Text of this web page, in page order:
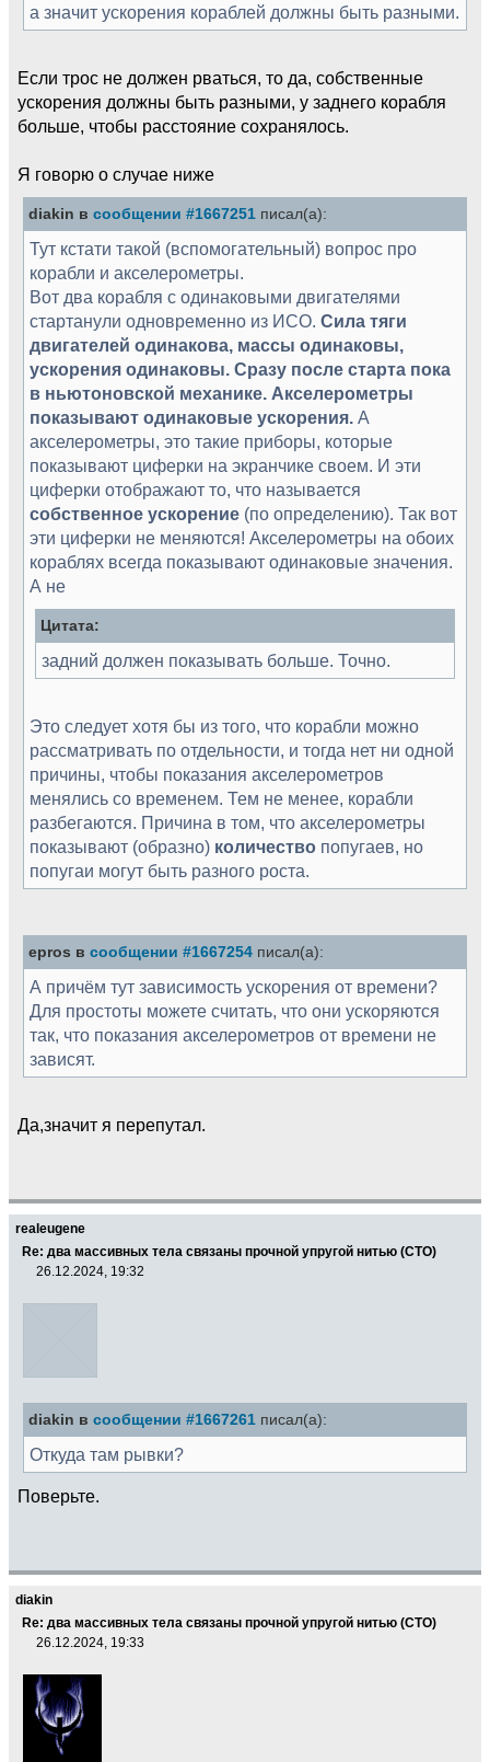
а значит ускорения кораблей должны быть разными.
Если трос не должен рваться, то да, собственные
ускорения должны быть разными, у заднего корабля
больше, чтобы расстояние сохранялось.
Я говорю о случае ниже
diakin в сообщении #1667251 писал(а):
Тут кстати такой (вспомогательный) вопрос про
корабли и акселерометры.
Вот два корабля с одинаковыми двигателями
стартанули одновременно из ИСО. Сила тяги
двигателей одинакова, массы одинаковы,
ускорения одинаковы. Сразу после старта пока
в ньютоновской механике. Акселерометры
показывают одинаковые ускорения. А
акселерометры, это такие приборы, которые
показывают циферки на экранчике своем. И эти
циферки отображают то, что называется
собственное ускорение (по определению). Так вот
эти циферки не меняются! Акселерометры на обоих
кораблях всегда показывают одинаковые значения.
А не
Цитата:
задний должен показывать больше. Точно.
Это следует хотя бы из того, что корабли можно
рассматривать по отдельности, и тогда нет ни одной
причины, чтобы показания акселерометров
менялись со временем. Тем не менее, корабли
разбегаются. Причина в том, что акселерометры
показывают (образно) количество попугаев, но
попугаи могут быть разного роста.
epros в сообщении #1667254 писал(а):
А причём тут зависимость ускорения от времени?
Для простоты можете считать, что они ускоряются
так, что показания акселерометров от времени не
зависят.
Да,значит я перепутал.
realeugene
Re: два массивных тела связаны прочной упругой нитью (СТО)
26.12.2024, 19:32
diakin в сообщении #1667261 писал(а):
Откуда там рывки?
Поверьте.
diakin
Re: два массивных тела связаны прочной упругой нитью (СТО)
26.12.2024, 19:33